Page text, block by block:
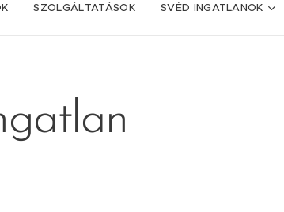
SZOLGÁLTATÁSOK SVÉD INGATLANOK